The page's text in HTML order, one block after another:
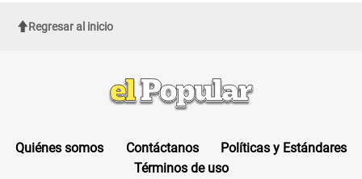
Regresar al inicio
Quiénes somos Contáctanos
Políticas y Estándares
Términos de uso